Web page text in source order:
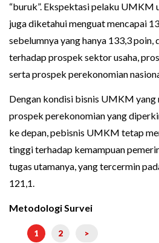
“buruk”. Ekspektasi pelaku
juga diketahui menguat mencapai
sebelumnya yang hanya 133,3
terhadap prospek sektor usaha,
serta prospek perekonomian
Dengan kondisi bisnis UMKM yang
prospek perekonomian yang
ke depan, pebisnis UMKM tetap
tinggi terhadap kemampuan
tugas utamanya, yang tercermin
121,1.
Metodologi Survei
1 2 >